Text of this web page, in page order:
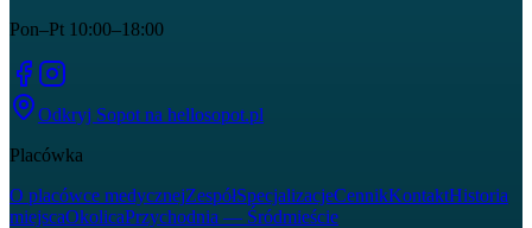
Pon–Pt 10:00–18:00
Odkryj Sopot na hellosopot.pl
Placówka
O placówce medycznejZespółSpecjalizacjeCennikKontaktHistoria
miejscaOkolicaPrzychodnia — Śródmieście